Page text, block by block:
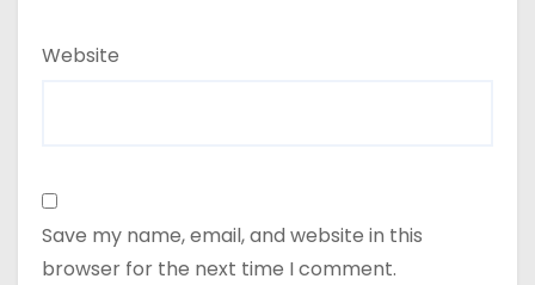
Website
Save my name, email, and website in this
browser for the next time I comment.